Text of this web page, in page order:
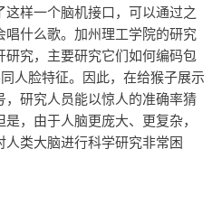
样一个脑机接口，可以通过之
什么歌。加州理工学院的研究
研究，主要研究它们如何编码包
人脸特征。因此，在给猴子展示
，研究人员能以惊人的准确率猜
，由于人脑更庞大、更复杂，
类大脑进行科学研究非常困